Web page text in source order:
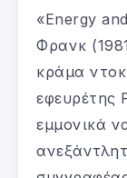
«Energy
Φρανκ
κράμα
εφευρέτης
εμμονικά